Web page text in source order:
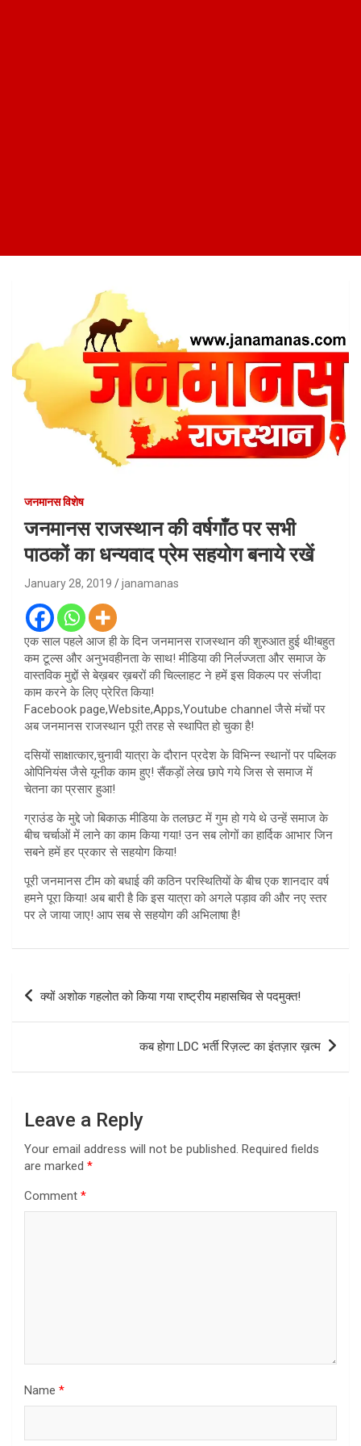
जनमानस विशेष
जनमानस राजस्थान की वर्षगाँठ पर सभी
पाठकों का धन्यवाद प्रेम सहयोग बनाये रखें
January 28, 2019 janamanas
एक साल पहले आज ही के दिन जनमानस राजस्थान की शुरुआत हुई थी!बहुत
कम टूल्स और अनुभवहीनता के साथ! मीडिया की निर्लज्जता और समाज के
वास्तविक मुद्दों से बेख़बर ख़बरों की चिल्लाहट ने हमें इस विकल्प पर संजीदा
काम करने के लिए प्रेरित किया!
Facebook page,Website,Apps,Youtube channel जैसे मंचों पर
अब जनमानस राजस्थान पूरी तरह से स्थापित हो चुका है!
दसियों साक्षात्कार,चुनावी यात्रा के दौरान प्रदेश के विभिन्न स्थानों पर पब्लिक
ओपिनियंस जैसे यूनीक काम हुए! सैंकड़ों लेख छापे गये जिस से समाज में
चेतना का प्रसार हुआ!
ग्राउंड के मुद्दे जो बिकाऊ मीडिया के तलछट में गुम हो गये थे उन्हें समाज के
बीच चर्चाओं में लाने का काम किया गया! उन सब लोगों का हार्दिक आभार जिन
सबने हमें हर प्रकार से सहयोग किया!
पूरी जनमानस टीम को बधाई की कठिन परस्थितियों के बीच एक शानदार वर्ष
हमने पूरा किया! अब बारी है कि इस यात्रा को अगले पड़ाव की और नए स्तर
पर ले जाया जाए! आप सब से सहयोग की अभिलाषा है!
Post
क्यों अशोक गहलोत को किया गया राष्ट्रीय महासचिव से पदमुक्त!
कब होगा LDC भर्ती रिज़ल्ट का इंतज़ार ख़त्म
Leave a Reply
Your email address will not be published. Required fields
are marked *
Comment *
Name *